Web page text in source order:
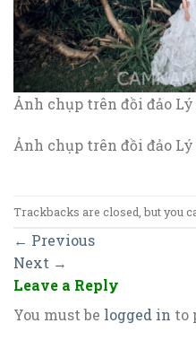
Ảnh chụp trên đồi đảo Lý
Ảnh chụp trên đồi đảo Lý
Trackbacks are closed, but you
← Previous
Next →
Leave a Reply
You must be logged in to